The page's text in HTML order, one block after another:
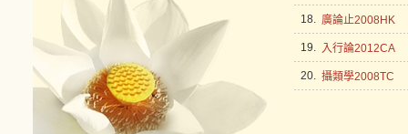
18. 廣論止2008HK
19. 入行論2012CA
20. 攝類學2008TC